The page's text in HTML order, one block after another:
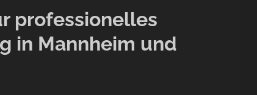
professionelles
in Mannheim und